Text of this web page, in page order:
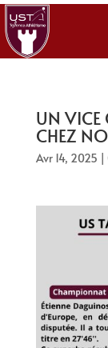
UN VICE
CHEZ
Avr 14, 2025 |